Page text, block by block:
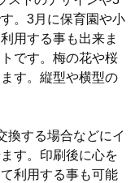
。3月に保育園や小
用する事も出来ま
です。梅の花や桜
す。縦型や横型の
換する場合などにイ
す。印刷後に心を
利用する事も可能